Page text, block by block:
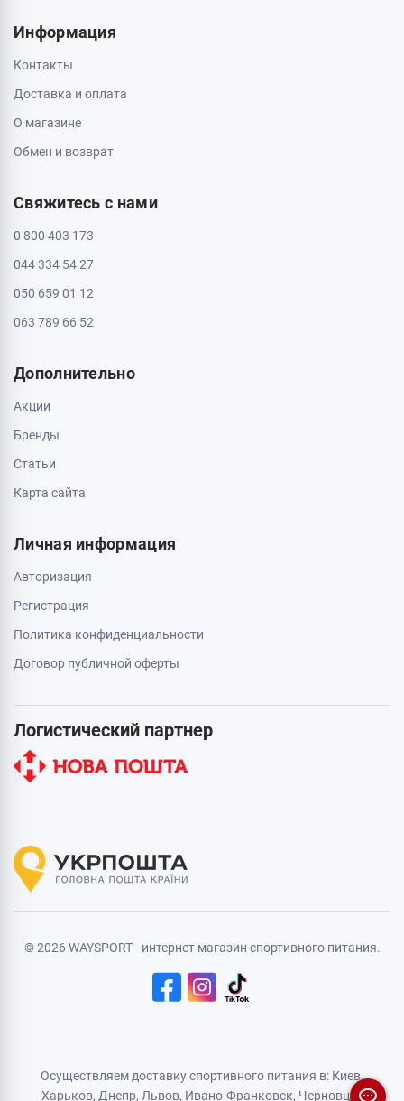
Информация
Контакты
Доставка и оплата
О магазине
Обмен и возврат
Свяжитесь с нами
0 800 403 173
044 334 54 27
050 659 01 12
063 789 66 52
Дополнительно
Акции
Бренды
Статьи
Карта сайта
Личная информация
Авторизация
Регистрация
Политика конфиденциальности
Договор публичной оферты
Логистический партнер
© 2026 WAYSPORT - интернет магазин спортивного питания.
Осуществляем доставку спортивного питания в: Киев,
Харьков, Днепр, Львов, Ивано-Франковск, Черновцы,